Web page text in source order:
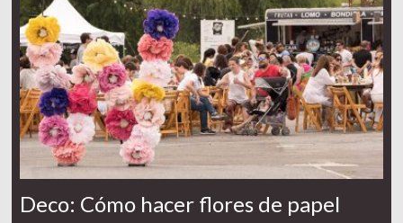
Deco: Cómo hacer flores de papel